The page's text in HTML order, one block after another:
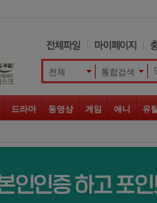
전체 통합검색
드라마 동영상 게임 애니 유